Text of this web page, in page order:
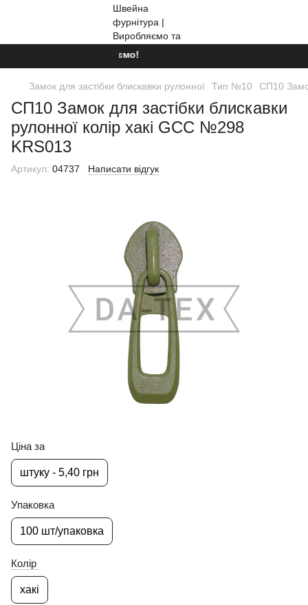
Ми працюємо!
Замок для застібки блискавки рулонної Тип №10 СП10
СП10 Замок для застібки блискавки
рулонної колір хакі GCC №298
KRS013
Артикул: 04737 Написати відгук
Ціна за
штуку - 5,40 грн
Упаковка
100 шт/упаковка
Колір
хакі